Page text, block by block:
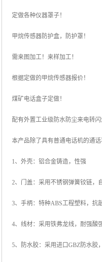
定做各种仪器罩子！
甲烷传感器防护盒，防护罩！
需来图加工！来样加工！
根据定做的甲烷传感器报价！
煤矿电话盒子定做！
配有外置工业级防水防尘来电转闪
本产品除了具有普通电话机的通话
1、外壳：铝合金铸造，性强
2、门盖：采用不锈钢弹簧铰链，
3、手柄：特种ABS工程塑料，抗
4、线材：采用铁弗龙线，耐强酸
5、防水胶：采用进口GBZ防水胶